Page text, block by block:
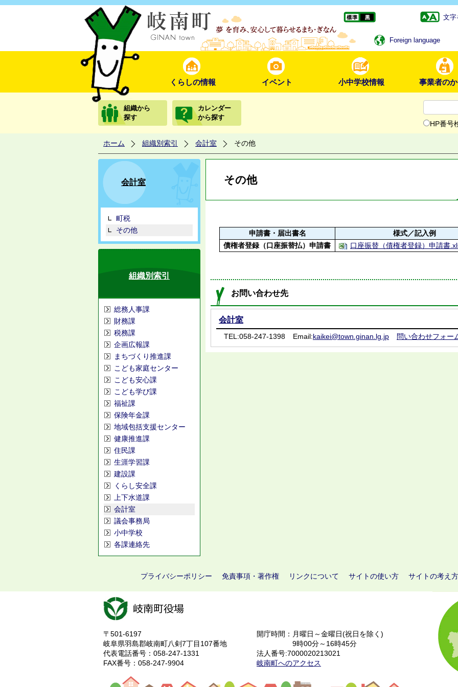
文字
Foreign language
くらしの情報 イベント 小中学校情報 事業者の
組織から
探す
カレンダー
から探す
HP番号
ホーム 組織別索引 会計室 その他
会計室
町税
その他
組織別索引
総務人事課
財務課
税務課
企画広報課
まちづくり推進課
こども家庭センター
こども安心課
こども学び課
福祉課
保険年金課
地域包括支援センター
健康推進課
住民課
生涯学習課
建設課
くらし安全課
上下水道課
会計室
議会事務局
小中学校
各課連絡先
その他
申請書・届出書名
様式／記入例
債権者登録（口座振替払）申請書 口座振替（債権者登録）申請書
お問い合わせ先
会計室
TEL:058-247-1398 Email:kaikei@town.ginan.lg.jp 問い合わせフォー
プライバシーポリシー 免責事項・著作権 リンクについて サイトの使い方 サイトの考え方
〒501-6197
岐阜県羽島郡岐南町八剣7丁目107番地
代表電話番号：058-247-1331
FAX番号：058-247-9904
開庁時間：月曜日～金曜日(祝日を除く)
9時00分～16時45分
法人番号:7000020213021
岐南町へのアクセス